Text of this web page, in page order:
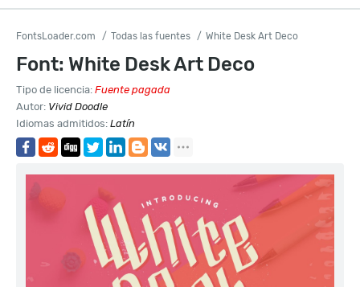
FontsLoader.com Todas las fuentes White Desk Art Deco
Font: White Desk Art Deco
Tipo de licencia: Fuente pagada
Autor: Vivid Doodle
Idiomas admitidos: Latín